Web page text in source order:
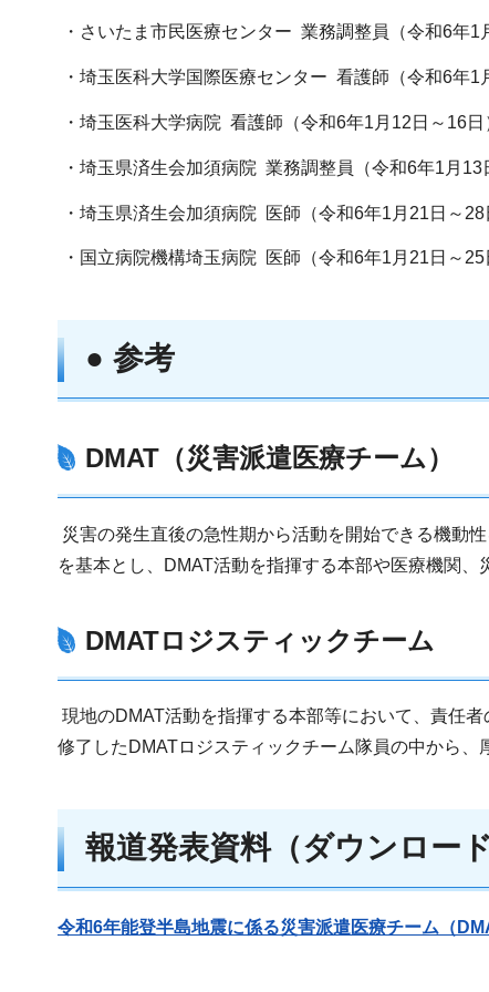
・さいたま市民医療センター 業務調整員（令和6年1
・埼玉医科大学国際医療センター 看護師（令和6年1
・埼玉医科大学病院 看護師（令和6年1月12日～16日
・埼玉県済生会加須病院 業務調整員（令和6年1月13
・埼玉県済生会加須病院 医師（令和6年1月21日～28
・国立病院機構埼玉病院 医師（令和6年1月21日～25
● 参考
DMAT（災害派遣医療チーム）
災害の発生直後の急性期から活動を開始できる機動
を基本とし、DMAT活動を指揮する本部や医療機関
DMATロジスティックチーム
現地のDMAT活動を指揮する本部等において、責任
修了したDMATロジスティックチーム隊員の中から、
報道発表資料（ダウンロー
令和6年能登半島地震に係る災害派遣医療チーム（